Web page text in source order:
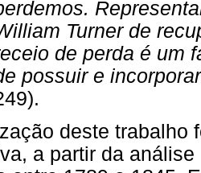
Turner de
de perda é um
possuir e
deste trabalho
a partir da